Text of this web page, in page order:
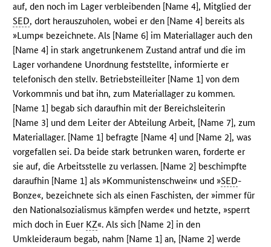
auf, den noch im Lager verbleibenden [Name 4], Mitglied der
SED, dort herauszuholen, wobei er den [Name 4] bereits als
»Lump« bezeichnete. Als [Name 6] im Materiallager auch den
[Name 4] in stark angetrunkenem Zustand antraf und die im
Lager vorhandene Unordnung feststellte, informierte er
telefonisch den stellv. Betriebsteilleiter [Name 1] von dem
Vorkommnis und bat ihn, zum Materiallager zu kommen.
[Name 1] begab sich daraufhin mit der Bereichsleiterin
[Name 3] und dem Leiter der Abteilung Arbeit, [Name 7], zum
Materiallager. [Name 1] befragte [Name 4] und [Name 2], was
vorgefallen sei. Da beide stark betrunken waren, forderte er
sie auf, die Arbeitsstelle zu verlassen. [Name 2] beschimpfte
daraufhin [Name 1] als »Kommunistenschwein« und »SED-
Bonze«, bezeichnete sich als einen Faschisten, der »immer für
den Nationalsozialismus kämpfen werde« und hetzte, »sperrt
mich doch in Euer KZ«. Als sich [Name 2] in den
Umkleideraum begab, nahm [Name 1] an, [Name 2] werde